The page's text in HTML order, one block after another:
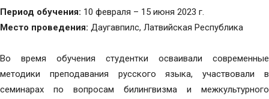
Период обучения: 10 февраля – 15 июня 2023 г.
Место проведения: Даугавпилс, Латвийская Республика
Во время обучения студентки осваивали современные
методики преподавания русского языка, участвовали в
семинарах по вопросам билингвизма и межкультурного